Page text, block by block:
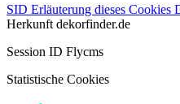
SID Erläuterung dieses Cookies
Herkunft dekorfinder.de
Session ID Flycms
Statistische Cookies